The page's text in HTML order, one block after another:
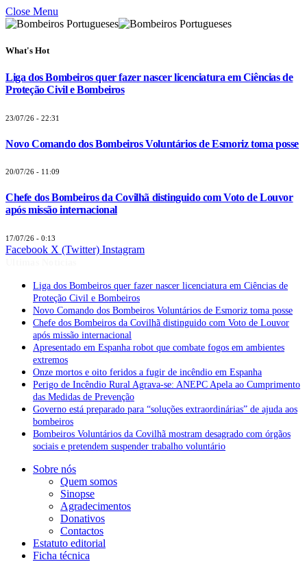
Close Menu
What's Hot
Liga dos Bombeiros quer fazer nascer licenciatura em Ciências de
Proteção Civil e Bombeiros
23/07/26 - 22:31
Novo Comando dos Bombeiros Voluntários de Esmoriz toma posse
20/07/26 - 11:09
Chefe dos Bombeiros da Covilhã distinguido com Voto de Louvor
após missão internacional
17/07/26 - 0:13
Facebook X (Twitter) Instagram
Liga dos Bombeiros quer fazer nascer licenciatura em Ciências de
Proteção Civil e Bombeiros
Novo Comando dos Bombeiros Voluntários de Esmoriz toma posse
Chefe dos Bombeiros da Covilhã distinguido com Voto de Louvor
após missão internacional
Apresentado em Espanha robot que combate fogos em ambientes
extremos
Onze mortos e oito feridos a fugir de incêndio em Espanha
Perigo de Incêndio Rural Agrava-se: ANEPC Apela ao Cumprimento
das Medidas de Prevenção
Governo está preparado para “soluções extraordinárias” de ajuda aos
bombeiros
Bombeiros Voluntários da Covilhã mostram desagrado com órgãos
sociais e pretendem suspender trabalho voluntário
Sobre nós
Quem somos
Sinopse
Agradecimentos
Donativos
Contactos
Estatuto editorial
Ficha técnica